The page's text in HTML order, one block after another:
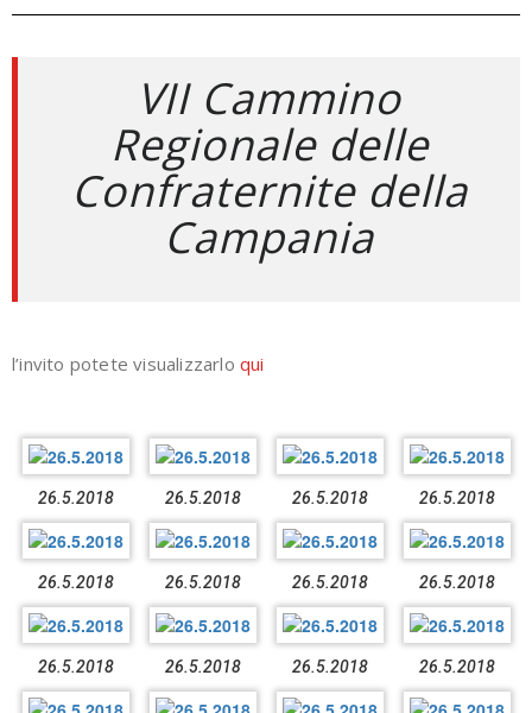
VII Cammino
Regionale delle
Confraternite della
Campania
l’invito potete visualizzarlo qui
26.5.2018 26.5.2018 26.5.2018 26.5.2018
26.5.2018 26.5.2018 26.5.2018 26.5.2018
26.5.2018 26.5.2018 26.5.2018 26.5.2018